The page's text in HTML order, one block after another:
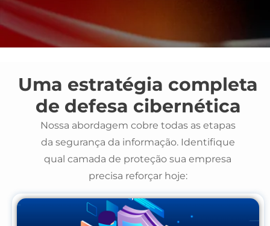
Uma estratégia completa
de defesa cibernética
Nossa abordagem cobre todas as etapas
da segurança da informação. Identifique
qual camada de proteção sua empresa
precisa reforçar hoje: